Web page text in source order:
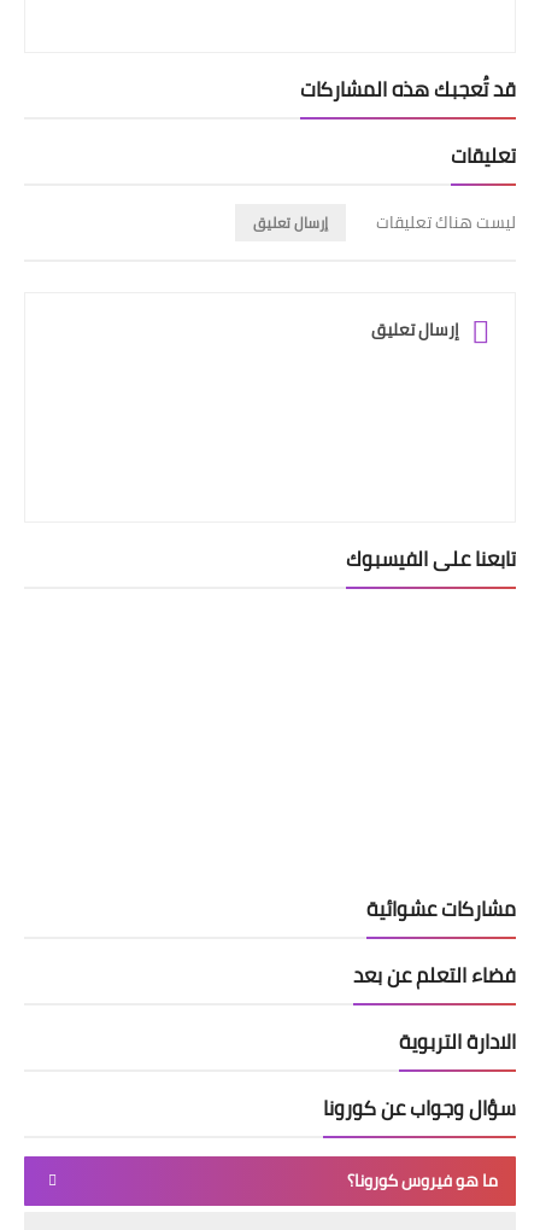
قد تُعجبك هذه المشاركات
تعليقات
ليست هناك تعليقات إرسال تعليق
إرسال تعليق
تابعنا على الفيسبوك
مشاركات عشوائية
فضاء التعلم عن بعد
الادارة التربوية
سؤال وجواب عن كورونا
ما هو فيروس كورونا؟